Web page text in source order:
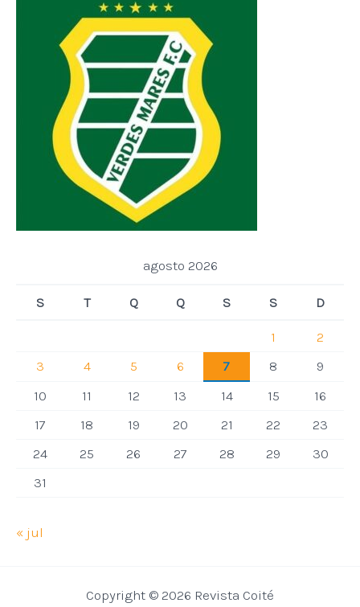
agosto 2026
S T Q Q S S D
1
2
3
4 5 6 7 8
9
10
11 12 13 14 15
16
17
18 19 20 21 22
23
24
25 26 27 28 29
30
31
« jul
Copyright © 2026 Revista Coité